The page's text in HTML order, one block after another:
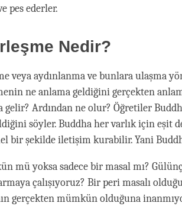
pes ederler.
Nedir?
veya aydınlanma ve bunlara ulaşma
ne anlama geldiğini gerçekten
gelir? Ardından ne olur? Öğretiler
söyler. Buddha her varlık için eşit
bir şekilde iletişim kurabilir. Yani
mü yoksa sadece bir masal mı?
çalışıyoruz? Bir peri masalı
gerçekten mümkün olduğuna